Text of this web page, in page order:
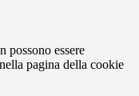
possono essere
pagina della cookie